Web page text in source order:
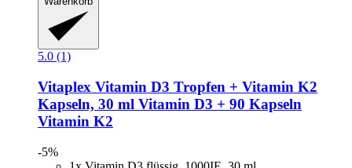
5.0 (1)
Vitaplex Vitamin D3 Tropfen + Vitamin K2
Kapseln, 30 ml Vitamin D3 + 90 Kapseln
Vitamin K2
-5%